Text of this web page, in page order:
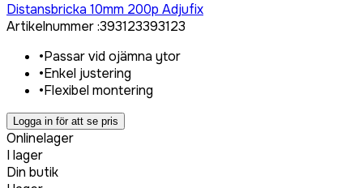
Distansbricka 10mm 200p Adjufix
Artikelnummer:393123393123
•Passar vid ojämna ytor
•Enkel justering
•Flexibel montering
Logga in för att se pris
Onlinelager
I lager
Din butik